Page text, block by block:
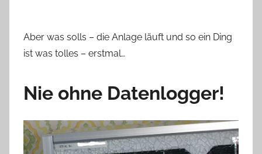
Aber was solls – die Anlage läuft und so ein Ding
ist was tolles – erstmal…
Nie ohne Datenlogger!